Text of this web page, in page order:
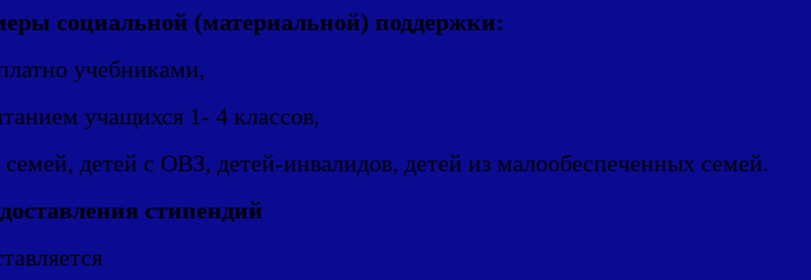
социальной (материальной) поддержки:
учебниками,
учащихся 1- 4 классов,
детей с ОВЗ, детей-инвалидов, детей из малообеспеченных семей.
стипендий